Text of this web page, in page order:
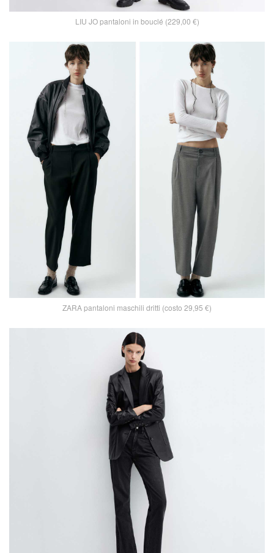
LIU JO pantaloni in bouclé (229,00 €)
ZARA pantaloni maschili dritti (costo 29,95 €)